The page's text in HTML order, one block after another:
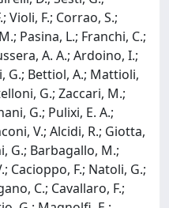
Violi, F.; Corrao, S.;
Pasina, L.; Franchi, C.;
A. A.; Ardoino, I.;
G.; Bettiol, A.; Mattioli,
G.; Zaccari, M.;
G.; Pulixi, E. A.;
V.; Alcidi, R.; Giotta,
G.; Barbagallo, M.;
Cacioppo, F.; Natoli, G.;
C.; Cavallaro, F.;